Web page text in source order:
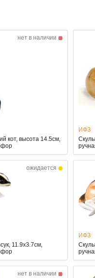
нет в наличии
кот, высота 14.5см,
ИФЗ
ожидается
11.9x3.7см,
ИФЗ
нет в наличии